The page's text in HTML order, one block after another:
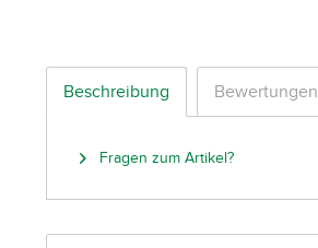
Beschreibung Bewertungen
Fragen zum Artikel?